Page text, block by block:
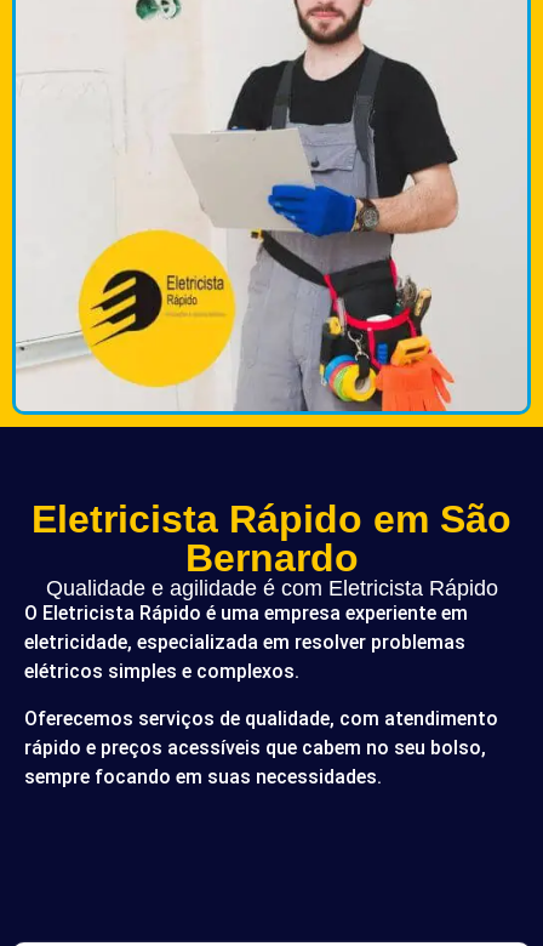
Eletricista Rápido em São
Bernardo
Qualidade e agilidade é com Eletricista Rápido
O Eletricista Rápido é uma empresa experiente em
eletricidade, especializada em resolver problemas
elétricos simples e complexos.
Oferecemos serviços de qualidade, com atendimento
rápido e preços acessíveis que cabem no seu bolso,
sempre focando em suas necessidades.